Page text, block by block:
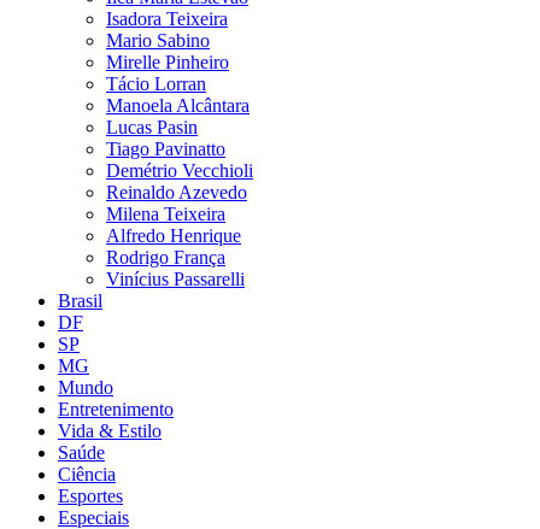
Isadora Teixeira
Mario Sabino
Mirelle Pinheiro
Tácio Lorran
Manoela Alcântara
Lucas Pasin
Tiago Pavinatto
Demétrio Vecchioli
Reinaldo Azevedo
Milena Teixeira
Alfredo Henrique
Rodrigo França
Vinícius Passarelli
Brasil
DF
SP
MG
Mundo
Entretenimento
Vida & Estilo
Saúde
Ciência
Esportes
Especiais